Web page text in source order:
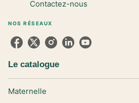
Contactez-nous
NOS RÉSEAUX
Le catalogue
Maternelle